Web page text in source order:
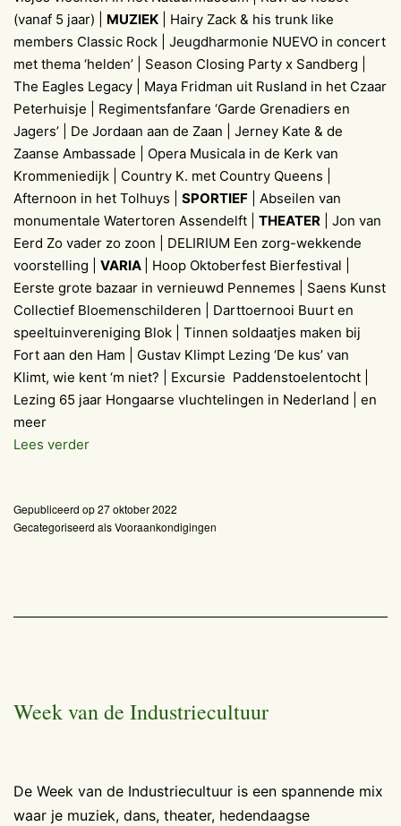
(vanaf 5 jaar) | MUZIEK | Hairy Zack & his trunk like
members Classic Rock | Jeugdharmonie NUEVO in concert
met thema ‘helden’ | Season Closing Party x Sandberg |
The Eagles Legacy | Maya Fridman uit Rusland in het Czaar
Peterhuisje | Regimentsfanfare ‘Garde Grenadiers en
Jagers’ | De Jordaan aan de Zaan | Jerney Kate & de
Zaanse Ambassade | Opera Musicala in de Kerk van
Krommeniedijk | Country K. met Country Queens |
Afternoon in het Tolhuys | SPORTIEF | Abseilen van
monumentale Watertoren Assendelft | THEATER | Jon van
Eerd Zo vader zo zoon | DELIRIUM Een zorg-wekkende
voorstelling | VARIA
| Hoop Oktoberfest Bierfestival |
Eerste grote bazaar in vernieuwd Pennemes | Saens Kunst
Collectief Bloemenschilderen | Darttoernooi Buurt en
speeltuinvereniging Blok | Tinnen soldaatjes maken bij
Fort aan den Ham | Gustav Klimpt Lezing ‘De kus’ van
Klimt, wie kent ‘m niet? | Excursie Paddenstoelentocht |
Lezing 65 jaar Hongaarse vluchtelingen in Nederland | en
meer
Lees verderWeekagenda
t/m
6
Gepubliceerd op27 oktober 2022
Gecategoriseerd alsVooraankondigingen
Week van de Industriecultuur
De Week van de Industriecultuur is een spannende mix
waar je muziek, dans, theater, hedendaagse